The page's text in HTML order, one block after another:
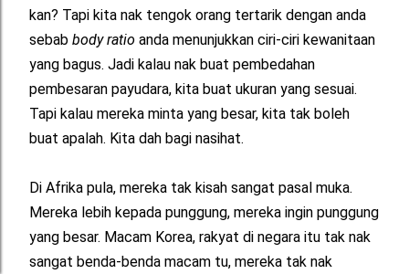
kan? Tapi kita nak tengok orang tertarik dengan anda
sebab body ratio anda menunjukkan ciri-ciri kewanitaan
yang bagus. Jadi kalau nak buat pembedahan
pembesaran payudara, kita buat ukuran yang sesuai.
Tapi kalau mereka minta yang besar, kita tak boleh
buat apalah. Kita dah bagi nasihat.
Di Afrika pula, mereka tak kisah sangat pasal muka.
Mereka lebih kepada punggung, mereka ingin punggung
yang besar. Macam Korea, rakyat di negara itu tak nak
sangat benda-benda macam tu, mereka tak nak